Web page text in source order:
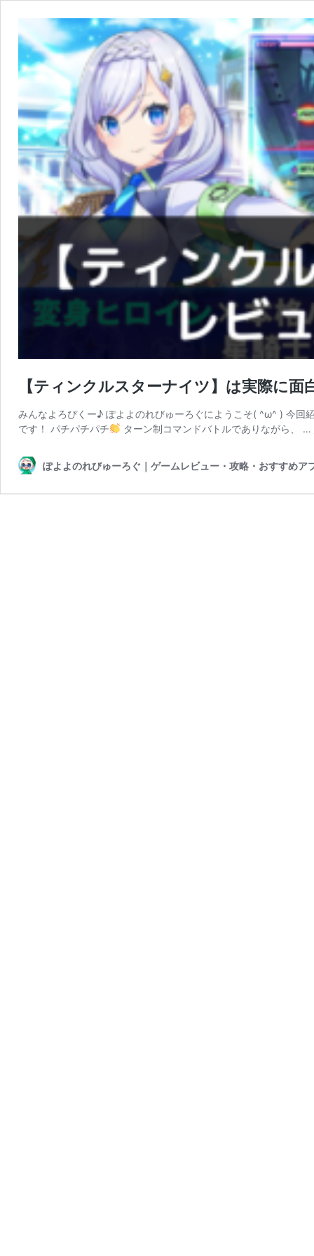
【ティンクルスターナイツ】は実際に
みんなよろぴくー♪ ぽよよのれびゅーろぐにようこそ( ^ω^ ) 今回
です！ パチパチパチ
ターン制コマンドバトルでありながら、 …
ぽよよのれびゅーろぐ｜ゲームレビュー・攻略・おすすめア